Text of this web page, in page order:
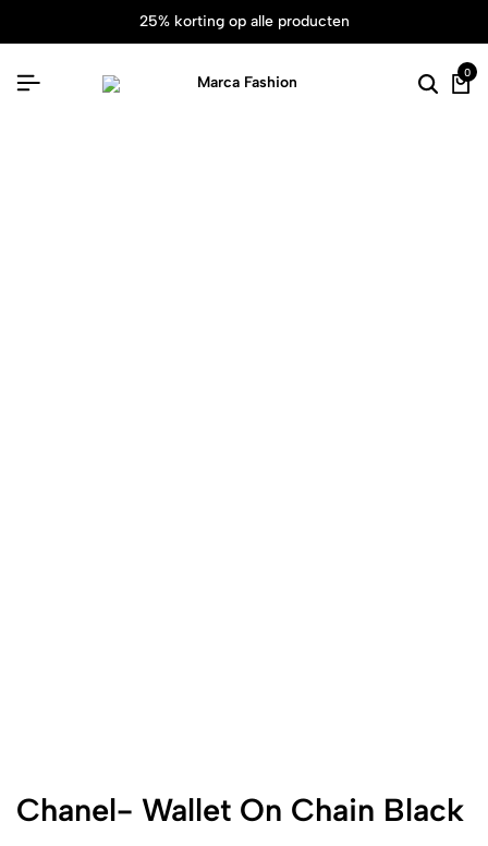
25% korting op alle producten
0
Chanel- Wallet On Chain Black